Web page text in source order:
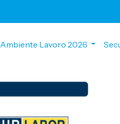
Ambiente Lavoro 2026